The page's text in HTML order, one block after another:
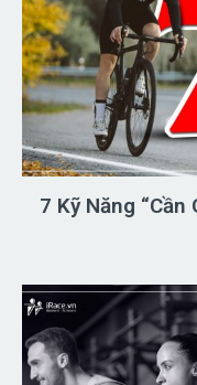
7 Kỹ Năng